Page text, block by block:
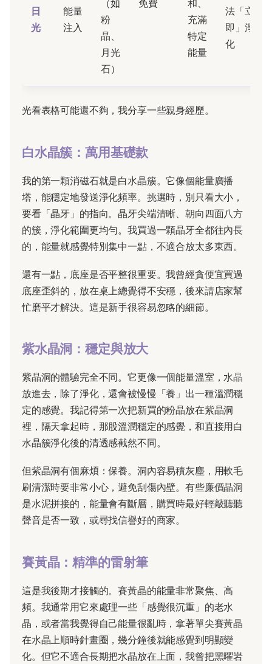
日
光
能量
注入
（如
粉
晶、
月光
石）
免費
和、
充滿
特定
能量
法「立
即」淨
化
光看表格可能還不夠，我分享一些親身經歷。
白水晶簇：萬用基礎款
我的第一顆消磁石就是白水晶簇。它像個能量廣播
塔，能穩定地發送淨化頻率。挑選時，別只看大小，
要看「晶牙」的指向。晶牙尖端清晰、朝向四面八方
的簇，淨化範圍更均勻。我買過一顆晶牙全都往內長
的，能量就感覺特別集中一點，不適合放太多東西。
還有一點，底座是否平整很重要。我曾經貪便宜買過
底座歪斜的，放在桌上總覺得不安穩，後來請店家幫
忙磨平才解決。這是新手很容易忽略的細節。
紫水晶洞：穩定與放大
紫晶洞的體驗完全不同。它更像一個能量溫室，水晶
放進去，除了淨化，還會被慢慢「養」出一種溫潤穩
定的感覺。我記得第一次把新買的粉晶放在紫晶洞
裡，隔天拿起時，那股溫潤穩定的感覺，和直接用白
水晶簇淨化後的清透感截然不同。
但紫晶洞有個麻煩：保養。洞內容易積灰塵，用軟毛
刷清潔時要非常小心，避免刮傷內壁。有些廉價晶洞
是水泥拼接的，能量會有斷層，購買時最好輕敲聽聽
聲音是否一致，或尋找信譽好的商家。
賽黃晶：精準的雷射筆
這是我後期才接觸的。賽黃晶的能量非常聚焦、高
頻。我通常用它來處理一些「感覺很沉重」的老水
晶，或者當我覺得自己能量很亂時，拿著單尖賽黃晶
在水晶上順時針畫圈，幾分鐘後就能感覺到明顯變
化。但它不適合長期把水晶放在上面，我曾把黑曜岩